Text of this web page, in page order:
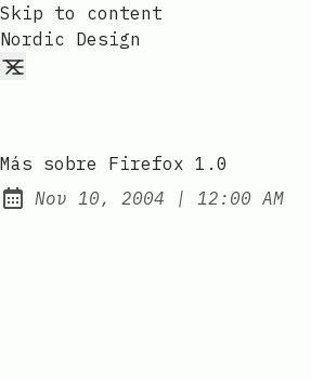
Skip to content
Nordic Design
Más sobre Firefox 1.0
Published:
Nov 10, 2004 | at
12:00 AM